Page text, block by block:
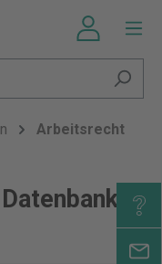
Arbeitsrecht